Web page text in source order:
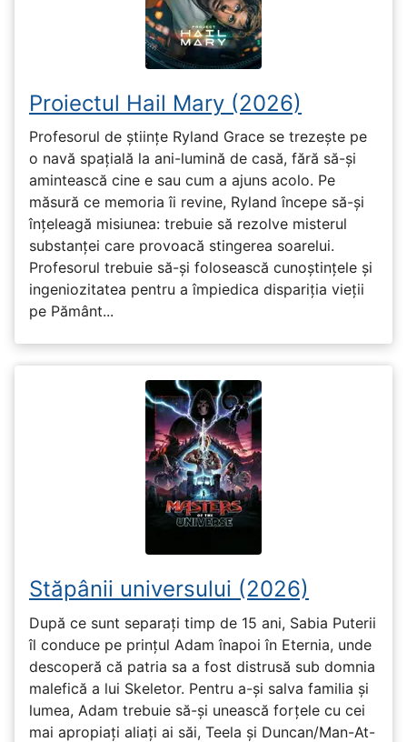
Proiectul Hail Mary (2026)
Profesorul de științe Ryland Grace se trezește pe
o navă spațială la ani-lumină de casă, fără să-și
amintească cine e sau cum a ajuns acolo. Pe
măsură ce memoria îi revine, Ryland începe să-și
înțeleagă misiunea: trebuie să rezolve misterul
substanței care provoacă stingerea soarelui.
Profesorul trebuie să-și folosească cunoștințele și
ingeniozitatea pentru a împiedica dispariția vieții
pe Pământ...
Stăpânii universului (2026)
După ce sunt separați timp de 15 ani, Sabia Puterii
îl conduce pe prințul Adam înapoi în Eternia, unde
descoperă că patria sa a fost distrusă sub domnia
malefică a lui Skeletor. Pentru a-și salva familia și
lumea, Adam trebuie să-și unească forțele cu cei
mai apropiați aliați ai săi, Teela și Duncan/Man-At-